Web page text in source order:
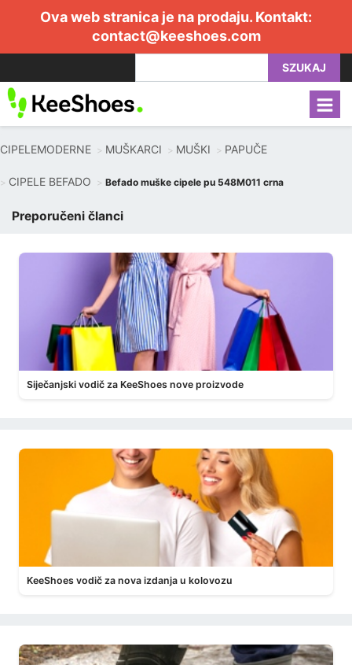
Ova web stranica je na prodaju. Kontakt:
contact@keeshoes.com
SZUKAJ
CIPELEMODERNE MUŠKARCI MUŠKI PAPUČE
CIPELE BEFADO Befado muške cipele pu 548M011 crna
Preporučeni članci
Siječanjski vodič za KeeShoes nove proizvode
KeeShoes vodič za nova izdanja u kolovozu